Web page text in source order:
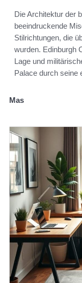
Die Architektur der
beeindruckende
Stilrichtungen, die
wurden. Edinburgh
Lage und
Palace durch seine
Mas